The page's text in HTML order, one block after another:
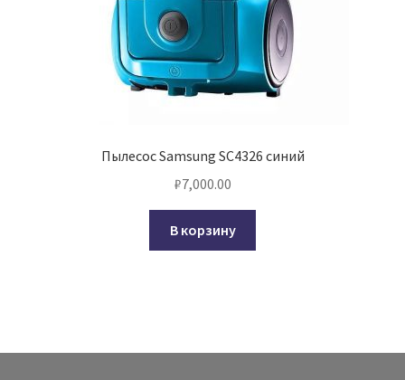
Пылесос Samsung SC4326 синий
₽7,000.00
В корзину